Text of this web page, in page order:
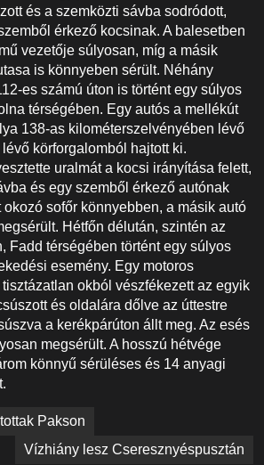
és a szemközti sávba sodródott,
érkező kocsinak. A balesetben
vezetője súlyosan, míg a másik
is könnyeben sérült. Néhány
es számú úton is történt egy súlyos
térségében. Egy autós a mellékút
138-as kilométerszelvényében lévő
körforgalomból hajtott ki.
uralmát a kocsi irányítása felett,
és egy szemből érkező autónak
okozó sofőr könnyebben, a másik autó
Hétfőn délután, szintén az
Fadd térségében történt egy súlyos
esemény. Egy motoros
okból vészfékezett az egyik
és oldalára dőlve az úttestre
a kerékpárúton állt meg. Az esés
megsérült. A hosszú hétvége
könnyű sérüléses és 14 anyagi
Pakson
Vízhiány lesz Cseresznyéspusztán